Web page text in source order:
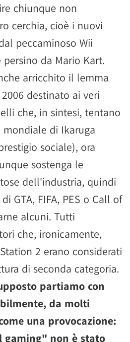
chiunque non
cerchia, cioè i nuovi
peccaminoso Wii
persino da Mario Kart.
arricchito il lemma
destinato ai veri
che, in sintesi, tentano
di Ikaruga
sociale), ora
sostenga le
dell'industria, quindi
GTA, FIFA, PES o Call of
alcuni. Tutti
che, ironicamente,
2 erano considerati
di seconda categoria.
partiamo con
da molti
una provocazione:
gaming" non è stato